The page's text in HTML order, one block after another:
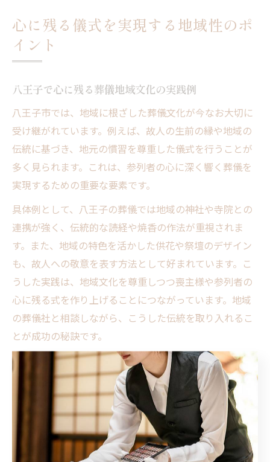
心に残る儀式を実現する地域性のポ
イント
八王子で心に残る葬儀地域文化の実践例
八王子市では、地域に根ざした葬儀文化が今なお大切に
受け継がれています。例えば、故人の生前の縁や地域の
伝統に基づき、地元の慣習を尊重した儀式を行うことが
多く見られます。これは、参列者の心に深く響く葬儀を
実現するための重要な要素です。
具体例として、八王子の葬儀では地域の神社や寺院との
連携が強く、伝統的な読経や焼香の作法が重視されま
す。また、地域の特色を活かした供花や祭壇のデザイン
も、故人への敬意を表す方法として好まれています。こ
うした実践は、地域文化を尊重しつつ喪主様や参列者の
心に残る式を作り上げることにつながっています。地域
の葬儀社と相談しながら、こうした伝統を取り入れるこ
とが成功の秘訣です。
地域文化を活かした印象的な儀式の工夫
八王子市の葬儀で印象的な儀式を行うには、地域文化の
特徴を活かす工夫が欠かせません。たとえば、地域の風
習に基づく特有の言葉遣いや進行順序を尊重すること
で、参列者に安心感を与えます。これにより、故人を偲